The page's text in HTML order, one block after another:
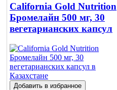
Сообщить
о наличии
California Gold Nutrition
Бромелайн 500 мг, 30
вегетарианских капсул
Добавить в избранное